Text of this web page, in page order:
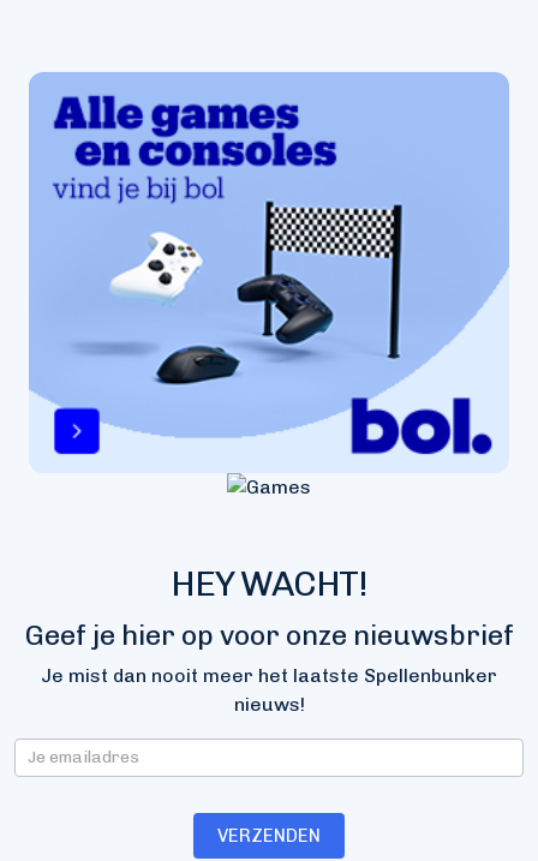
HEY WACHT!
Geef je hier op voor onze nieuwsbrief
Je mist dan nooit meer het laatste Spellenbunker
nieuws!
Nieuwsbrief
VERZENDEN